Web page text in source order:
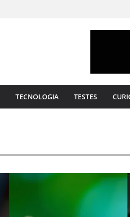
sua
Mente
TECNOLOGIA TESTES